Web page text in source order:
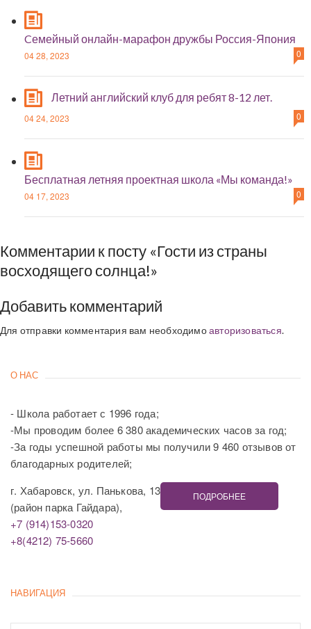
Cемейный онлайн-марафон дружбы Россия-Япония
04 28, 2023 0
Летний английский клуб для ребят 8-12 лет.
04 24, 2023 0
Бесплатная летняя проектная школа «Мы команда!»
04 17, 2023 0
Комментарии к посту «Гости из страны
восходящего солнца!»
Добавить комментарий
Для отправки комментария вам необходимоавторизоваться.
О НАС
- Школа работает с 1996 года;
-Мы проводим более 6 380 академических часов за год;
-За годы успешной работы мы получили 9 460 отзывов от
благодарных родителей;
г. Хабаровск, ул. Панькова, 13
(район парка Гайдара),
+7 (914)153-0320
+8(4212) 75-5660
ПОДРОБНЕЕ
НАВИГАЦИЯ